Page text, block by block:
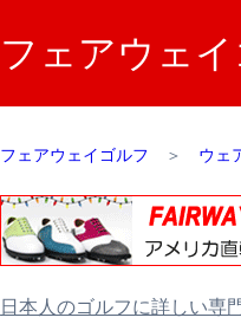
フェアウェ
フェアウェイゴルフ ＞ ウェ
日本人のゴルフに詳しい専